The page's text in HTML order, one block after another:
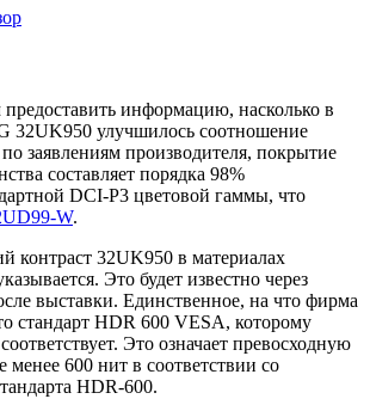
информацию, насколько в
32UK950 улучшилось соотношение
заявлениям производителя, покрытие
составляет порядка 98%
DCI-P3 цветовой гаммы, что
W.
контраст 32UK950 в материалах
Это будет известно через
выставки. Единственное, на что фирма
стандарт HDR 600 VESA, которому
Это означает превосходную
менее 600 нит в соответствии со
HDR-600.